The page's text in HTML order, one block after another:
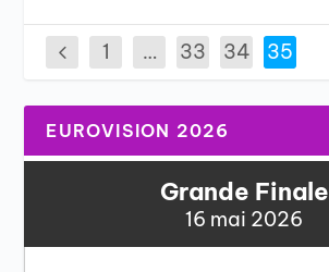
1 … 33 34 35
EUROVISION 2026
Grande Finale
16 mai 2026